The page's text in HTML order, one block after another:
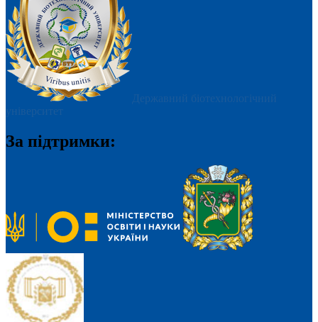
Державний біотехнологічний
університет
За підтримки: